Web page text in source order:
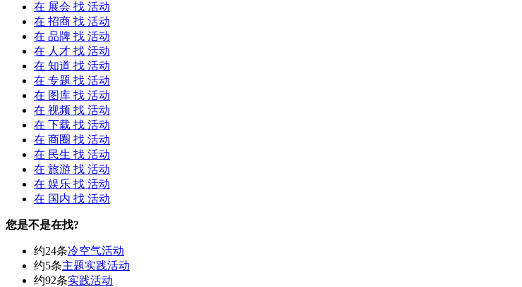
在 展会 找 活动
在 招商 找 活动
在 品牌 找 活动
在 人才 找 活动
在 知道 找 活动
在 专题 找 活动
在 图库 找 活动
在 视频 找 活动
在 下载 找 活动
在 商圈 找 活动
在 民生 找 活动
在 旅游 找 活动
在 娱乐 找 活动
在 国内 找 活动
您是不是在找?
约24条冷空气活动
约5条主题实践活动
约92条实践活动